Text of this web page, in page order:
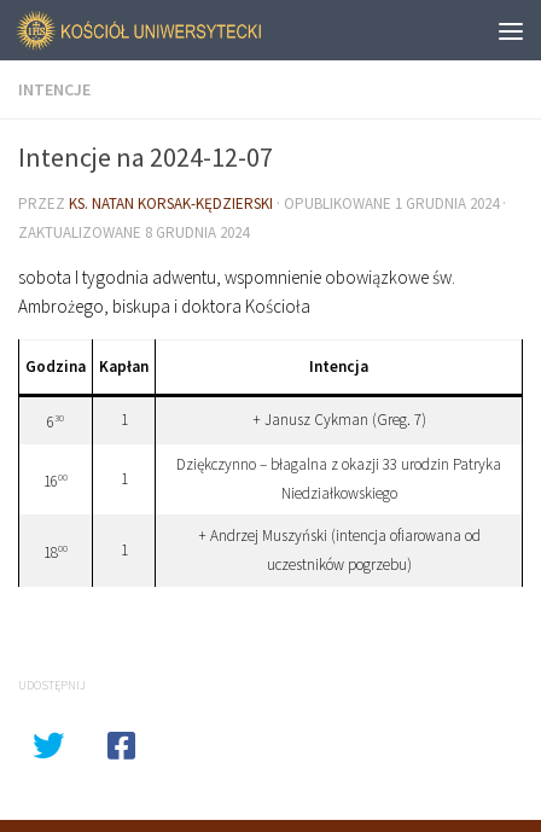
INTENCJE
Intencje na 2024-12-07
PRZEZ KS. NATAN KORSAK-KĘDZIERSKI · OPUBLIKOWANE 1 GRUDNIA 2024·
ZAKTUALIZOWANE 8 GRUDNIA 2024
sobota I tygodnia adwentu, wspomnienie obowiązkowe św.
Ambrożego, biskupa i doktora Kościoła
Godzina Kapłan Intencja
630 1 + Janusz Cykman (Greg. 7)
1600 1
Dziękczynno – błagalna z okazji 33 urodzin Patryka
Niedziałkowskiego
1800 1
+ Andrzej Muszyński (intencja ofiarowana od
uczestników pogrzebu)
UDOSTĘPNIJ